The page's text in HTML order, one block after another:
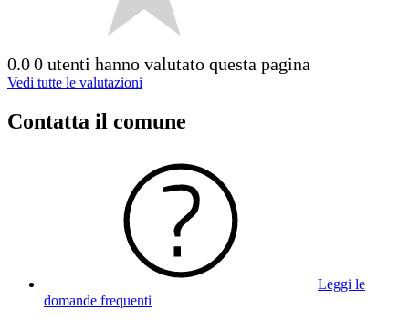
0.00 utenti hanno valutato questa pagina
Vedi tutte le valutazioni
Contatta il comune
Leggi le
domande frequenti